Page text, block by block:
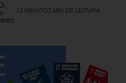
12 MINUTOS MIN DE LEITURA